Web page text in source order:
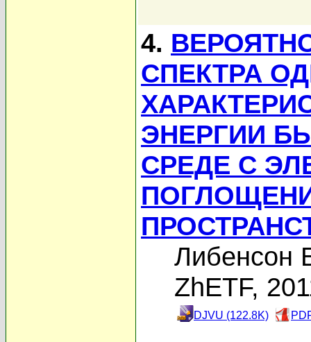
4.
СПЕКТРА
ЭНЕРГИИ
СРЕДЕ С
Либенсон
ZhETF,
DJVU (122.8K)